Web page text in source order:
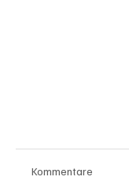
Kommentare